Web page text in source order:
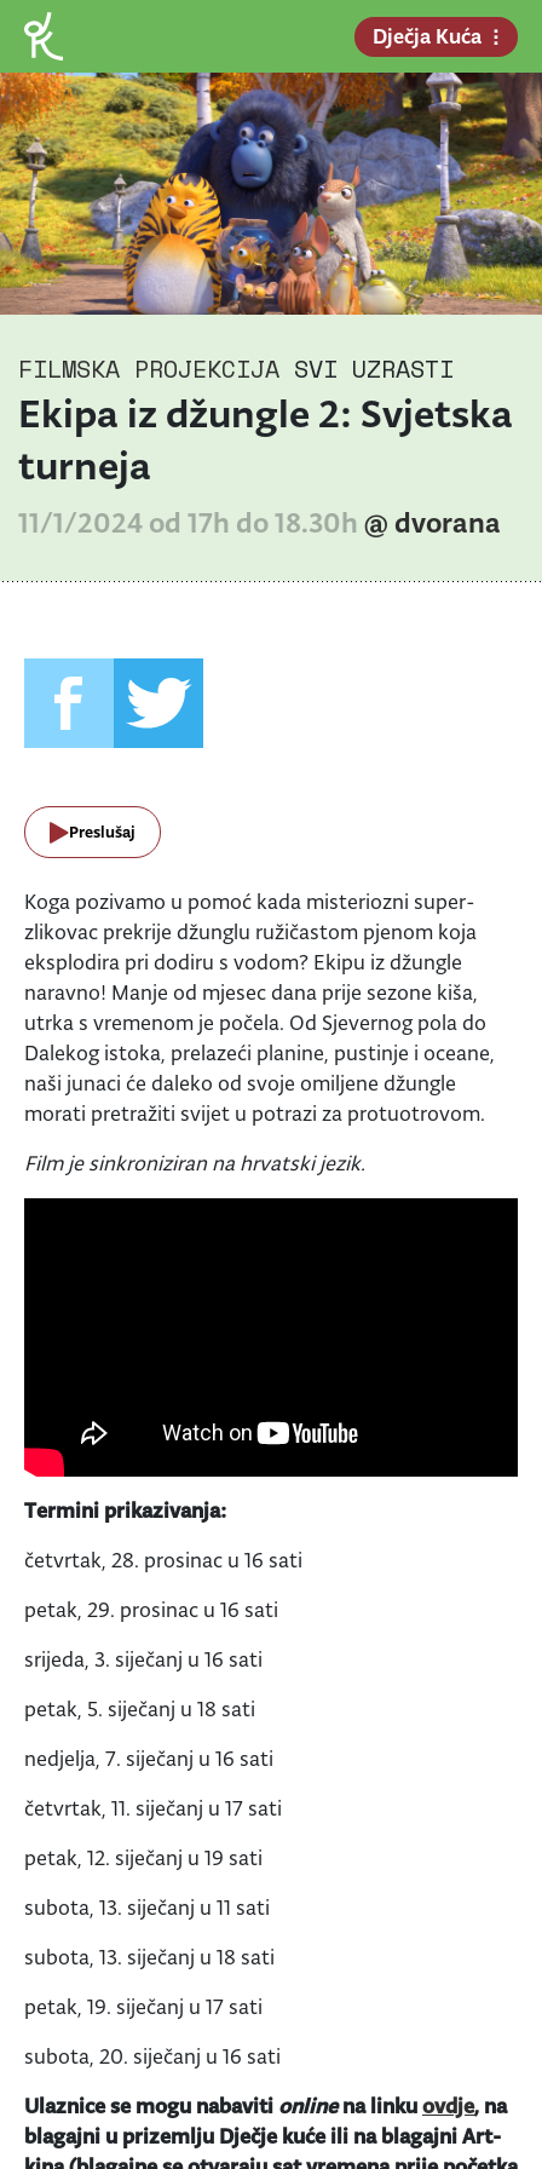
Dječja Kuća
FILMSKA PROJEKCIJA SVI UZRASTI
Ekipa iz džungle 2: Svjetska
turneja
11/1/2024 od 17h do 18.30h @ dvorana
Preslušaj
Koga pozivamo u pomoć kada misteriozni super-
zlikovac prekrije džunglu ružičastom pjenom koja
eksplodira pri dodiru s vodom? Ekipu iz džungle
naravno! Manje od mjesec dana prije sezone kiša,
utrka s vremenom je počela. Od Sjevernog pola do
Dalekog istoka, prelazeći planine, pustinje i oceane,
naši junaci će daleko od svoje omiljene džungle
morati pretražiti svijet u potrazi za protuotrovom.
Film je sinkroniziran na hrvatski jezik.
Termini prikazivanja:
četvrtak, 28. prosinac u 16 sati
petak, 29. prosinac u 16 sati
srijeda, 3. siječanj u 16 sati
petak, 5. siječanj u 18 sati
nedjelja, 7. siječanj u 16 sati
četvrtak, 11. siječanj u 17 sati
petak, 12. siječanj u 19 sati
subota, 13. siječanj u 11 sati
subota, 13. siječanj u 18 sati
petak, 19. siječanj u 17 sati
subota, 20. siječanj u 16 sati
Ulaznice se mogu nabaviti onlinena linkuovdje, na
blagajni u prizemlju Dječje kuće ili na blagajni Art-